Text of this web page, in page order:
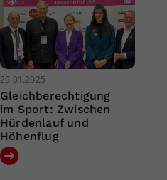
29.01.2025
Gleichberechtigung
im Sport: Zwischen
Hürdenlauf und
Höhenflug